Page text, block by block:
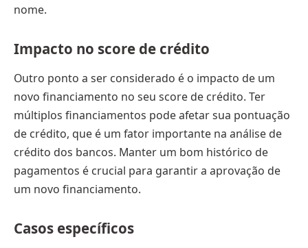
nome.
Impacto no score de crédito
Outro ponto a ser considerado é o impacto de um
novo financiamento no seu score de crédito. Ter
múltiplos financiamentos pode afetar sua pontuação
de crédito, que é um fator importante na análise de
crédito dos bancos. Manter um bom histórico de
pagamentos é crucial para garantir a aprovação de
um novo financiamento.
Casos específicos